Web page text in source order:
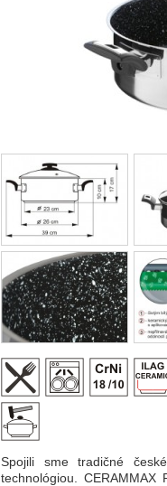
Spojili sme tradičné
technológiou.